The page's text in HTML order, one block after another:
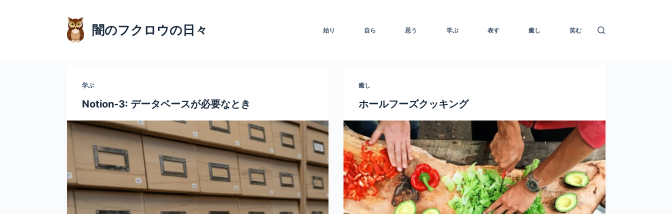
闇のフクロウの日々 始り 自ら 思う 学ぶ 表す 癒し 笑む
学ぶ
Notion-3: データベースが必要なとき
癒し
ホールフーズクッキング